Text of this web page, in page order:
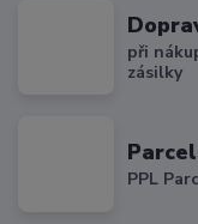
při
zásilky
PPL